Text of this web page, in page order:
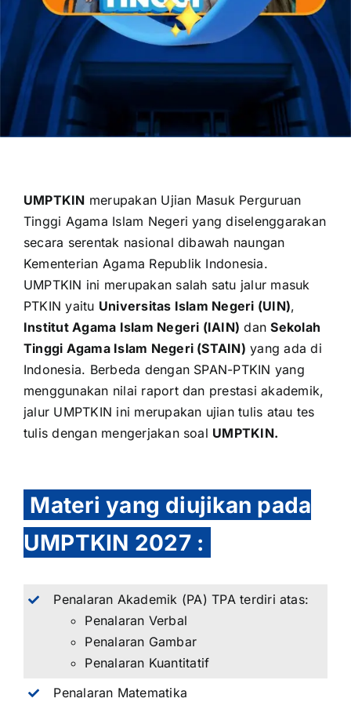
REGISTRATION
CONTACT US
UMPTKIN merupakan Ujian Masuk Perguruan
Tinggi Agama Islam Negeri yang diselenggarakan
secara serentak nasional dibawah naungan
Kementerian Agama Republik Indonesia.
UMPTKIN ini merupakan salah satu jalur masuk
PTKIN yaitu Universitas Islam Negeri (UIN),
Institut Agama Islam Negeri (IAIN) danSekolah
Tinggi Agama Islam Negeri (STAIN) yang ada di
Indonesia. Berbeda dengan SPAN-PTKIN yang
menggunakan nilai raport dan prestasi akademik,
jalur UMPTKIN ini merupakan ujian tulis atau tes
tulis dengan mengerjakan soal UMPTKIN.
Materi yang diujikan pada
UMPTKIN 2027:
Penalaran Akademik (PA) TPA terdiri atas:
Penalaran Verbal
Penalaran Gambar
Penalaran Kuantitatif
Penalaran Matematika